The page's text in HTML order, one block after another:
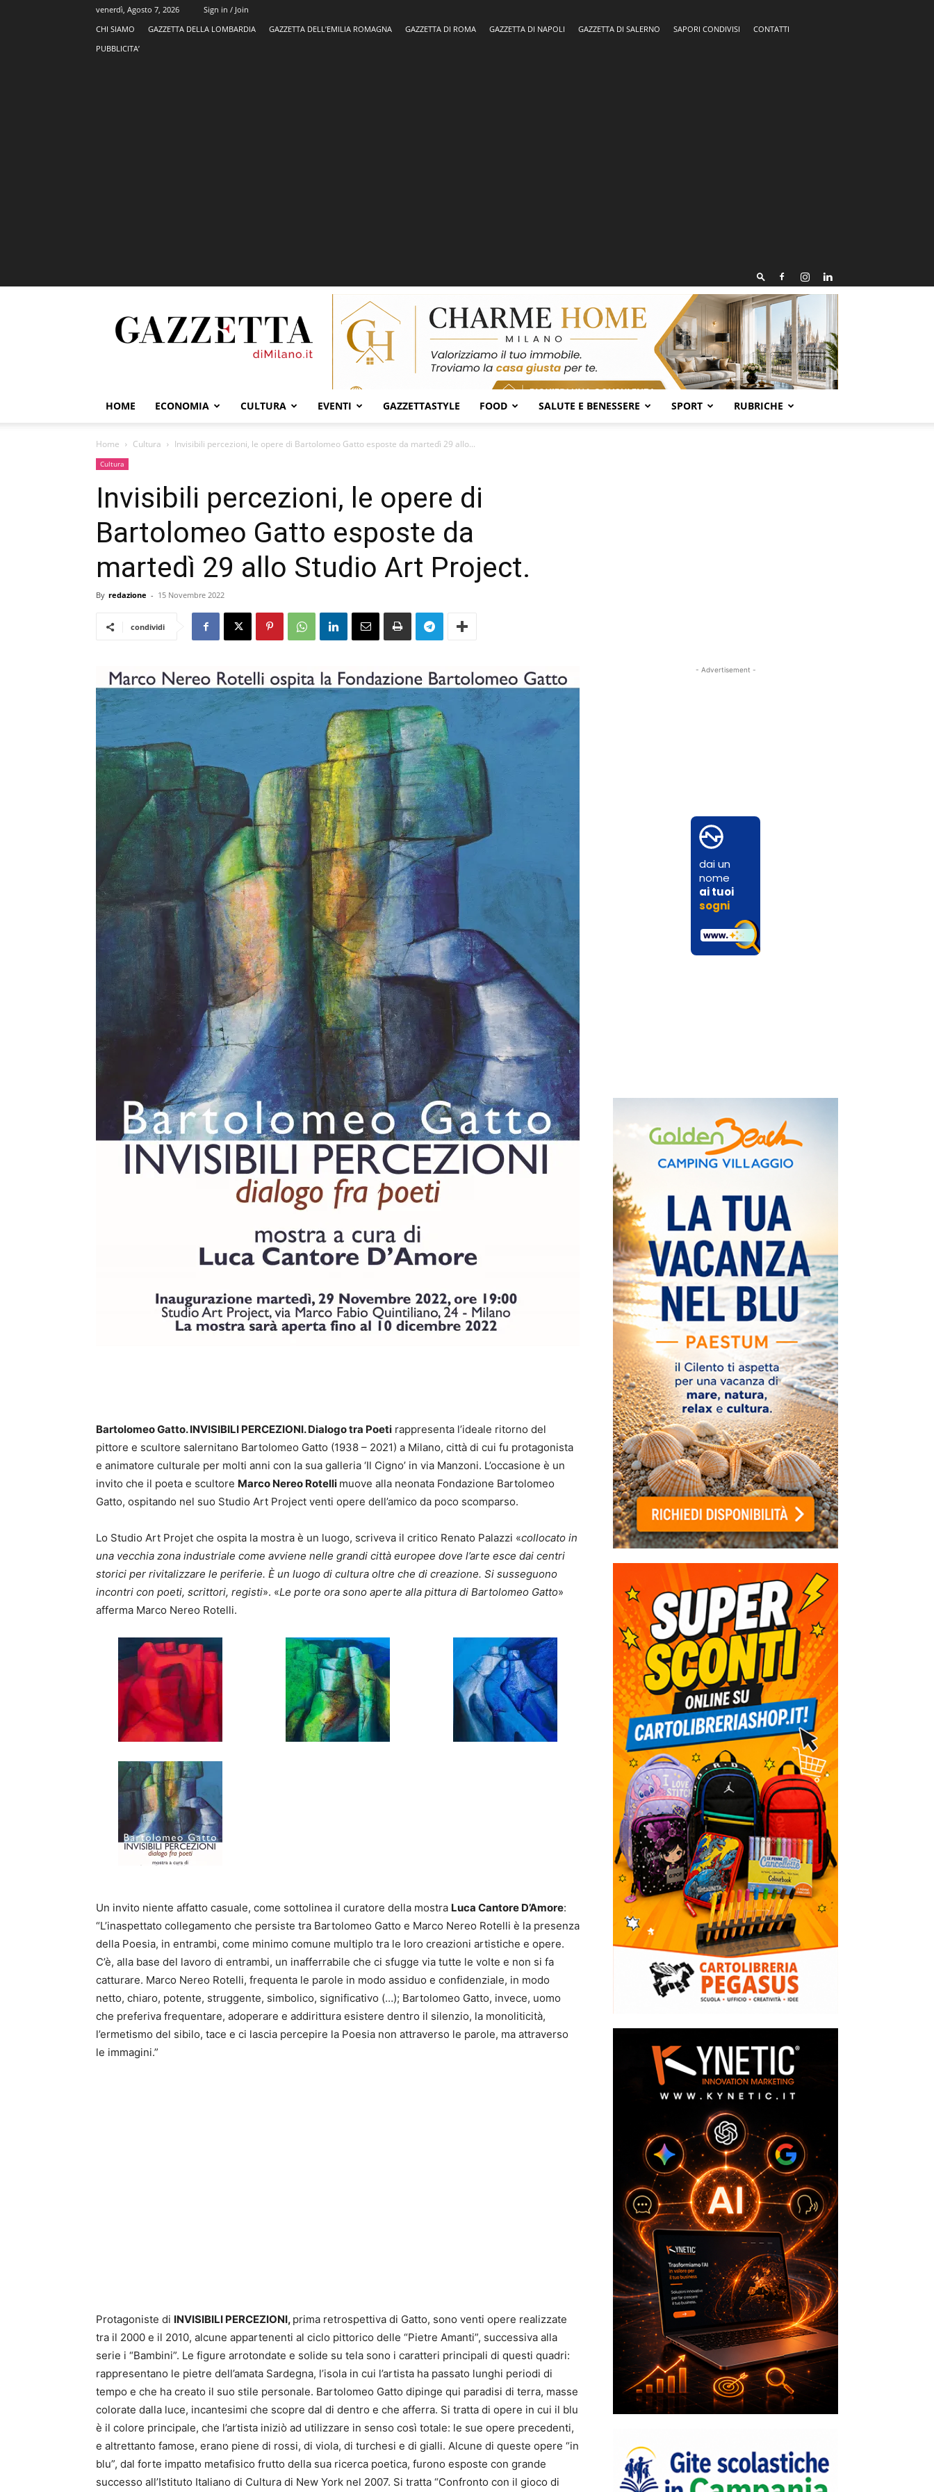
venerdì, Agosto 7, 2026
Sign in / Join
CHI SIAMO
GAZZETTA DELLA LOMBARDIA GAZZETTA DELL’EMILIA ROMAGNA GAZZETTA DI ROMA GAZZETTA DI NAPOLI GAZZETTA DI SALERNO SAPORI CONDIVISI
CONTATTI
PUBBLICITA’
HOME ECONOMIA CULTURA EVENTI GAZZETTASTYLE FOOD SALUTE E BENESSERE SPORT RUBRICHE
Home Cultura Invisibili percezioni, le opere di Bartolomeo Gatto esposte da martedì 29 allo...
Cultura
Invisibili percezioni, le opere di
Bartolomeo Gatto esposte da
martedì 29 allo Studio Art Project.
By redazione - 15 Novembre 2022
condividi
Bartolomeo Gatto. INVISIBILI PERCEZIONI. Dialogo tra Poeti rappresenta l’ideale ritorno del
pittore e scultore salernitano Bartolomeo Gatto (1938 – 2021) a Milano, città di cui fu protagonista
e animatore culturale per molti anni con la sua galleria ‘Il Cigno’ in via Manzoni. L’occasione è un
invito che il poeta e scultore Marco Nereo Rotelli muove alla neonata Fondazione Bartolomeo
Gatto, ospitando nel suo Studio Art Project venti opere dell’amico da poco scomparso.
Lo Studio Art Projet che ospita la mostra è un luogo, scriveva il critico Renato Palazzi «collocato in
una vecchia zona industriale come avviene nelle grandi città europee dove l’arte esce dai centri
storici per rivitalizzare le periferie. È un luogo di cultura oltre che di creazione. Si susseguono
incontri con poeti, scrittori, registi». «Le porte ora sono aperte alla pittura di Bartolomeo Gatto»
afferma Marco Nereo Rotelli.
Un invito niente affatto casuale, come sottolinea il curatore della mostra Luca Cantore D’Amore:
“L’inaspettato collegamento che persiste tra Bartolomeo Gatto e Marco Nereo Rotelli è la presenza
della Poesia, in entrambi, come minimo comune multiplo tra le loro creazioni artistiche e opere.
C’è, alla base del lavoro di entrambi, un inafferrabile che ci sfugge via tutte le volte e non si fa
catturare. Marco Nereo Rotelli, frequenta le parole in modo assiduo e confidenziale, in modo
netto, chiaro, potente, struggente, simbolico, significativo (…); Bartolomeo Gatto, invece, uomo
che preferiva frequentare, adoperare e addirittura esistere dentro il silenzio, la monoliticità,
l’ermetismo del sibilo, tace e ci lascia percepire la Poesia non attraverso le parole, ma attraverso
le immagini.”
Protagoniste di INVISIBILI PERCEZIONI, prima retrospettiva di Gatto, sono venti opere realizzate
tra il 2000 e il 2010, alcune appartenenti al ciclo pittorico delle “Pietre Amanti”, successiva alla
serie i “Bambini”. Le figure arrotondate e solide su tela sono i caratteri principali di questi quadri:
rappresentano le pietre dell’amata Sardegna, l’isola in cui l’artista ha passato lunghi periodi di
tempo e che ha creato il suo stile personale. Bartolomeo Gatto dipinge qui paradisi di terra, masse
colorate dalla luce, incantesimi che scopre dal di dentro e che afferra. Si tratta di opere in cui il blu
è il colore principale, che l’artista iniziò ad utilizzare in senso così totale: le sue opere precedenti,
e altrettanto famose, erano piene di rossi, di viola, di turchesi e di gialli. Alcune di queste opere “in
blu”, dal forte impatto metafisico frutto della sua ricerca poetica, furono esposte con grande
successo all’Istituto Italiano di Cultura di New York nel 2007. Si tratta “Confronto con il gioco di
- Advertisement -